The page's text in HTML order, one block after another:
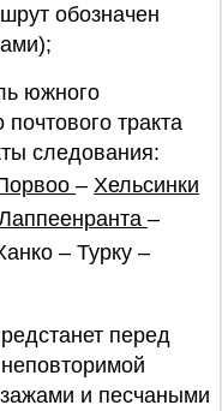
обозначен
южного
тракта
следования:
– Хельсинки
–
– Турку –
перед
и песчаными